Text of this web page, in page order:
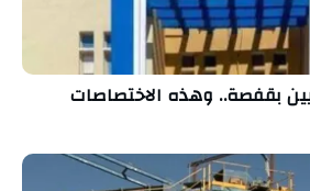
بقفصة.. وهذه الاختصاصات